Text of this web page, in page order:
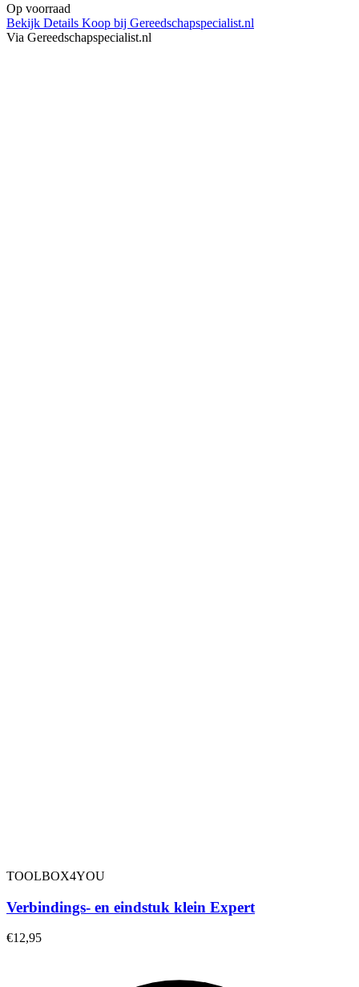
Op voorraad
Bekijk Details Koop bij Gereedschapspecialist.nl
Via Gereedschapspecialist.nl
TOOLBOX4YOU
Verbindings- en eindstuk klein Expert
€12,95